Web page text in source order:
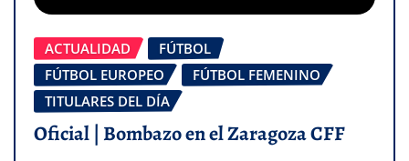
ACTUALIDAD
FÚTBOL
FÚTBOL EUROPEO
FÚTBOL FEMENINO
TITULARES DEL DÍA
Oficial | Bombazo en el Zaragoza CFF